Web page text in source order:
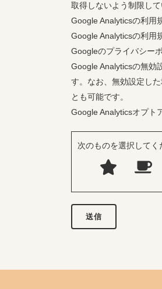
取得しないよう制限して
Google Analyticsの利用
Google Analyticsの利
Googleのプライバシー
Google Analyticsの無効
す。なお、無効設定し
とも可能です。
Google Analyticsオプ
次のものを選択してく